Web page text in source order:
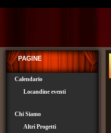
PAGINE
Calendario
Locandine eventi
Chi Siamo
Altri Progetti